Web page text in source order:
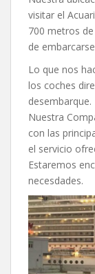
visitar el
700 metros
de
Lo que nos
los coches
desembarque.
Nuestra
con las
el servicio
Estaremos
necesdades.